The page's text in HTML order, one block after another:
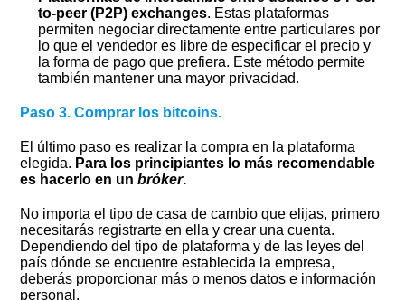
to-peer (P2P) exchanges. Estas plataformas
permiten negociar directamente entre particulares por
lo que el vendedor es libre de especificar el precio y
la forma de pago que prefiera. Este método permite
también mantener una mayor privacidad.
Paso 3. Comprar los bitcoins.
El último paso es realizar la compra en la plataforma
elegida. Para los principiantes lo más recomendable
es hacerlo en unbróker.
No importa el tipo de casa de cambio que elijas, primero
necesitarás registrarte en ella y crear una cuenta.
Dependiendo del tipo de plataforma y de las leyes del
país dónde se encuentre establecida la empresa,
deberás proporcionar más o menos datos e información
personal.